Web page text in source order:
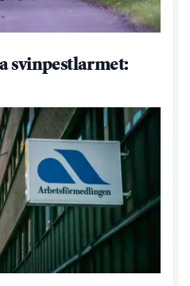
svinpestlarmet: